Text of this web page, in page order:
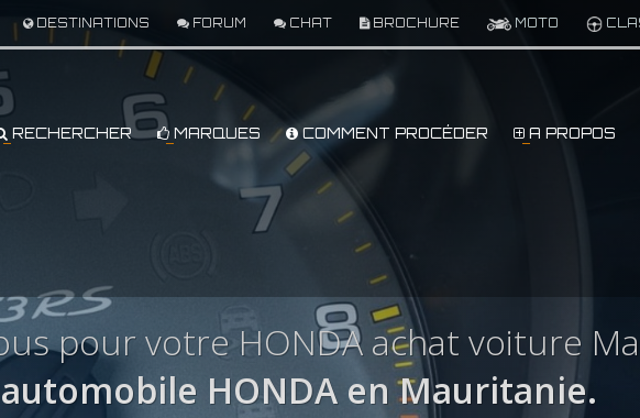
DESTINATIONS FORUM CHAT BROCHURE MOTO
RECHERCHER MARQUES COMMENT PROCÉDER A PROPOS
pour votre HONDA achat voiture
HONDA en Mauritanie.